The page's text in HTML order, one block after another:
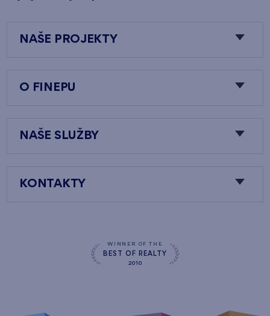
NAŠE PROJEKTY
O FINEPU
NAŠE SLUŽBY
KONTAKTY
WINNER OF THE
BEST OF REALTY
2010